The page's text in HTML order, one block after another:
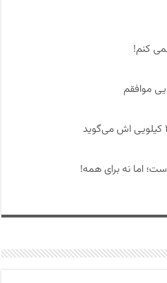
کنم!
موافقم
اما نه برای همه!